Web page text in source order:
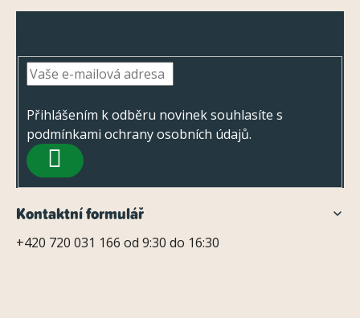
Přihlášením k odběru novinek souhlasíte s
podmínkami ochrany osobních údajů.
PŘIHLÁSIT
Kontaktní formulář
+420 720 031 166 od 9:30 do 16:30